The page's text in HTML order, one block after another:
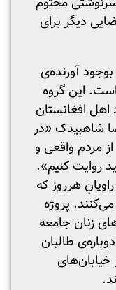
دیگر برای
آورنده‌ی
این گروه
افغانستان
شاهبیدک «در
از مردم واقعی و
روایت کنیم».
هرروز که
می‌کنند. پروژه
زنان جامعه
طالبان
خیابان‌های